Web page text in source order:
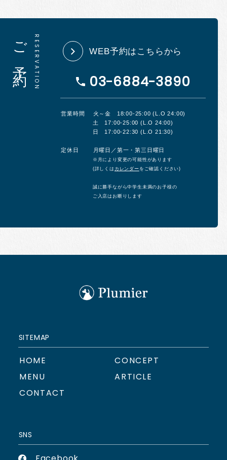
ご予約 WEB予約はこちらから
03-6884-3890
営業時間
火～金 18:00-25:00 (L.O 24:00)
土 17:00-25:00 (L.O 24:00)
日 17:00-22:30 (L.O 21:30)
定休日 月曜日／第一・第三日曜日
※月により変更の可能性があります
(詳しくは カレンダー をご確認ください)
誠に勝手ながら中学生未満のお子様の
ご入店はお断りします
SITEMAP
HOME
CONCEPT
MENU
ARTICLE
CONTACT
SNS